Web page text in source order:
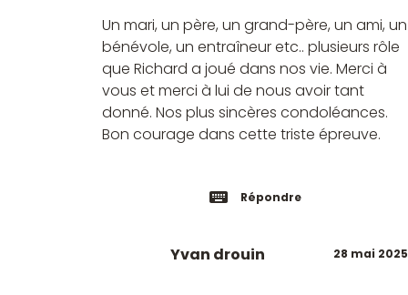
Un mari, un père, un grand-père, un ami, un
bénévole, un entraîneur etc.. plusieurs rôle
que Richard a joué dans nos vie. Merci à
vous et merci à lui de nous avoir tant
donné. Nos plus sincères condoléances.
Bon courage dans cette triste épreuve.
Répondre
28 mai 2025
Yvan drouin